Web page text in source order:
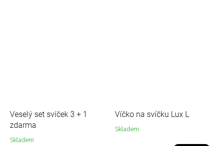
Veselý set svíček 3 + 1
zdarma
Skladem
Víčko na svíčku Lux L
Skladem